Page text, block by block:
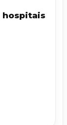
hospitais